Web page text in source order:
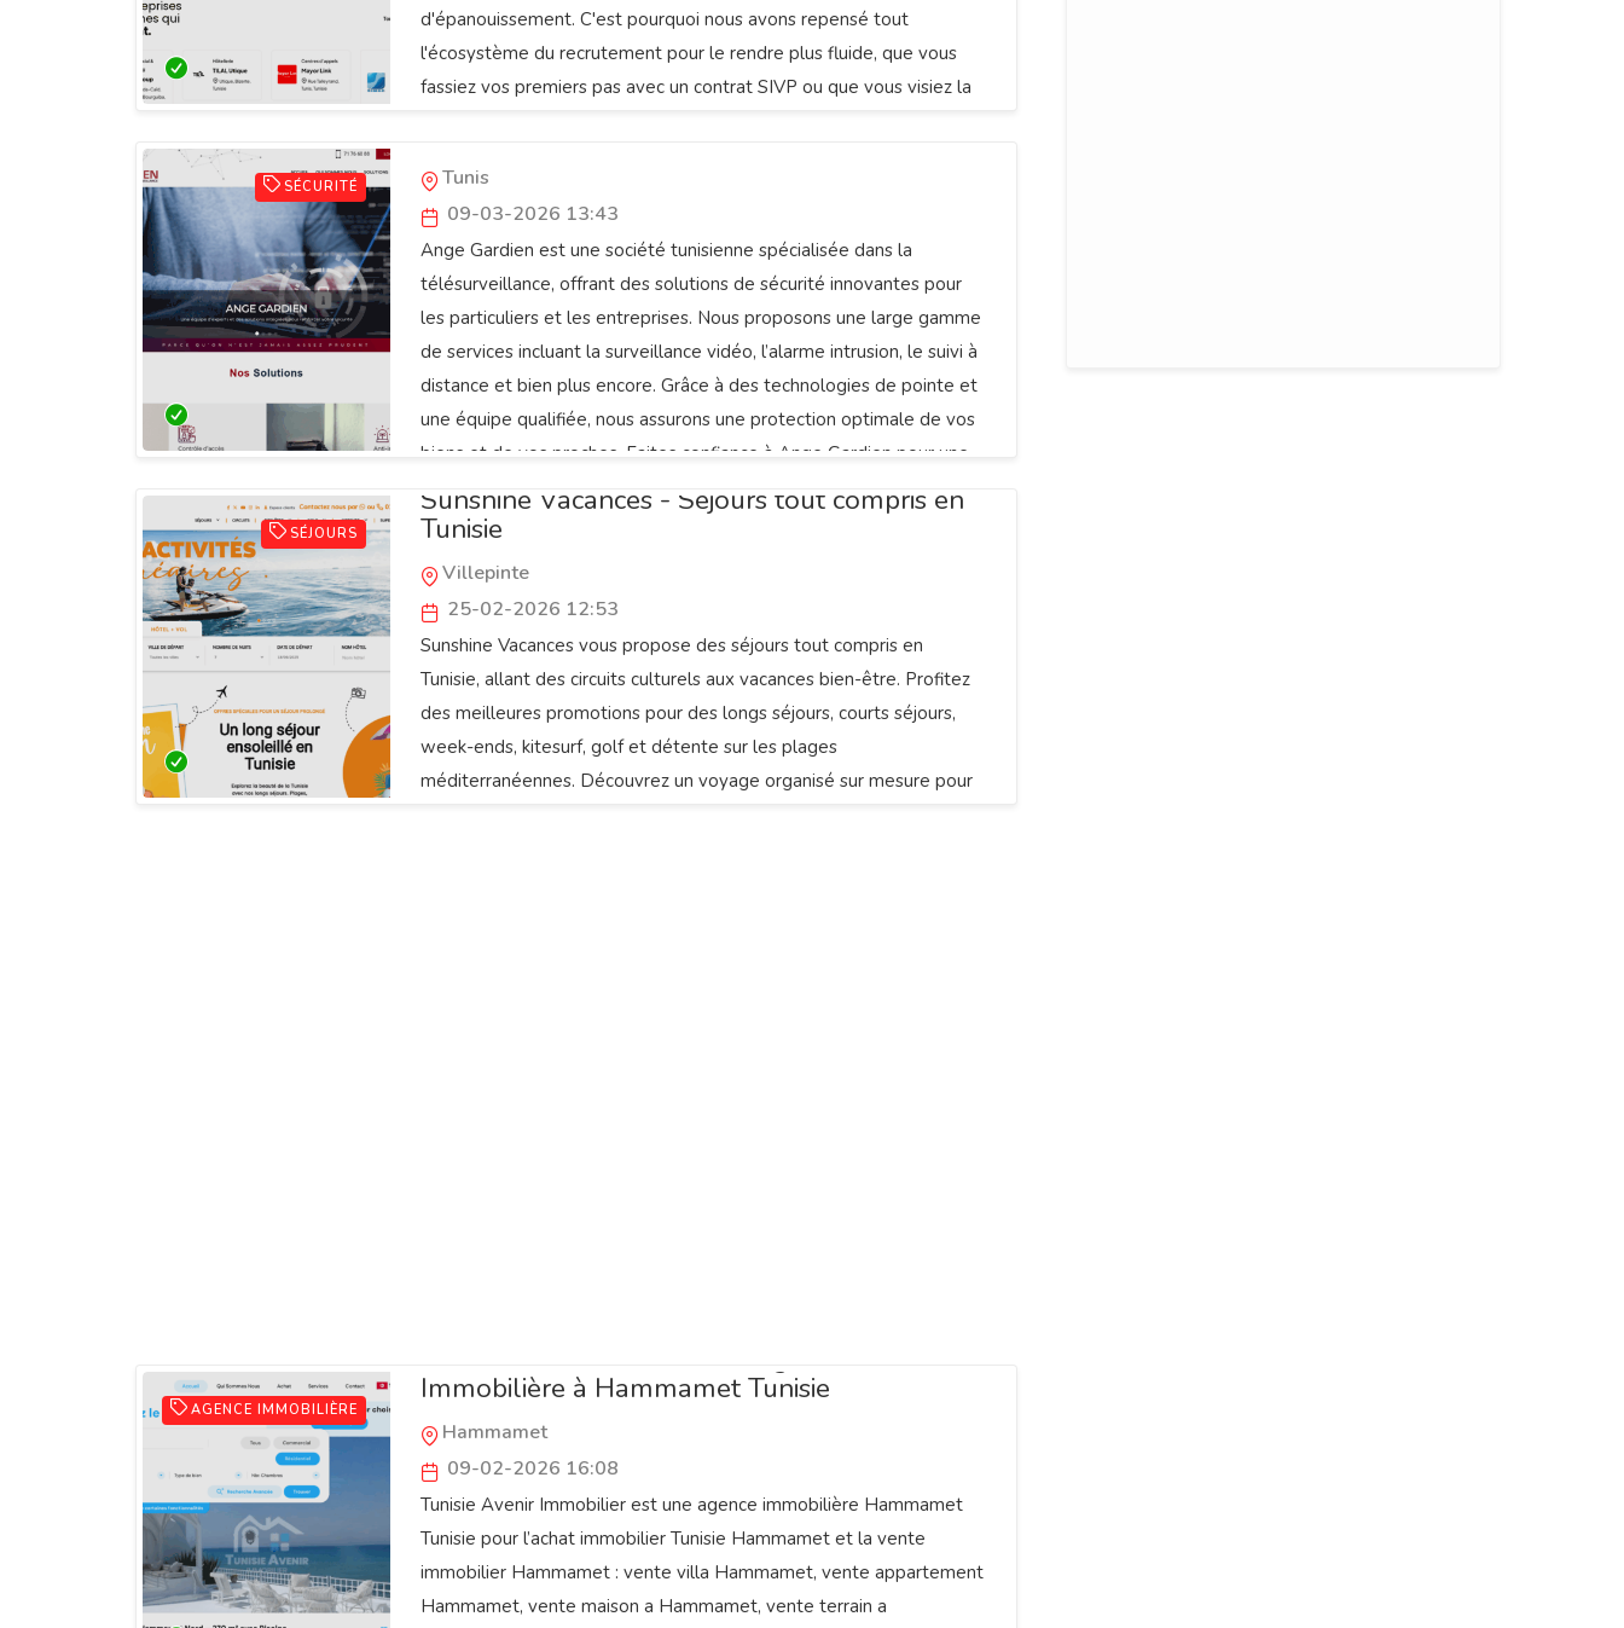
d'épanouissement. C'est pourquoi nous avons repensé tout
l'écosystème du recrutement pour le rendre plus fluide, que vous
fassiez vos premiers pas avec un contrat SIVP ou que vous visiez la
SÉCURITÉ
Tunis
09-03-2026 13:43
Ange Gardien est une société tunisienne spécialisée dans la
télésurveillance, offrant des solutions de sécurité innovantes pour
les particuliers et les entreprises. Nous proposons une large gamme
de services incluant la surveillance vidéo, l’alarme intrusion, le suivi à
distance et bien plus encore. Grâce à des technologies de pointe et
une équipe qualifiée, nous assurons une protection optimale de vos
biens et de vos proches. Faites confiance à Ange Gardien pour une
SÉJOURS
Sunshine Vacances - Séjours tout compris en
Tunisie
Villepinte
25-02-2026 12:53
Sunshine Vacances vous propose des séjours tout compris en
Tunisie, allant des circuits culturels aux vacances bien-être. Profitez
des meilleures promotions pour des longs séjours, courts séjours,
week-ends, kitesurf, golf et détente sur les plages
méditerranéennes. Découvrez un voyage organisé sur mesure pour
AGENCE IMMOBILIÈRE
Immobilière à Hammamet Tunisie
Hammamet
09-02-2026 16:08
Tunisie Avenir Immobilier est une agence immobilière Hammamet
Tunisie pour l’achat immobilier Tunisie Hammamet et la vente
immobilier Hammamet : vente villa Hammamet, vente appartement
Hammamet, vente maison a Hammamet, vente terrain a